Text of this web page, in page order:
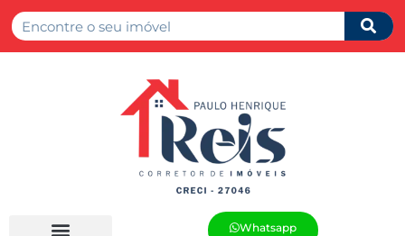
Whatsapp